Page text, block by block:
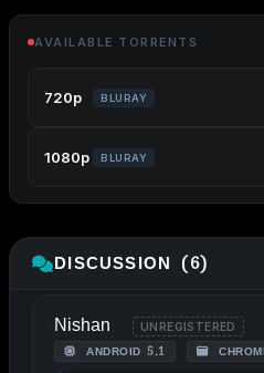
AVAILABLE TORRENTS
720p BLURAY
1080p BLURAY
DISCUSSION (6)
Nishan UNREGISTERED
ANDROID 5.1